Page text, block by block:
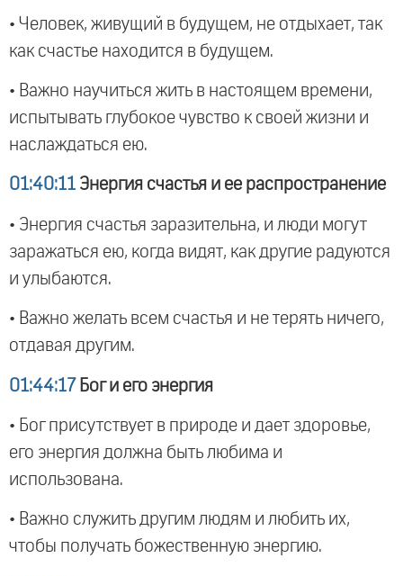
• Человек, живущий в будущем, не отдыхает, так
как счастье находится в будущем.
• Важно научиться жить в настоящем времени,
испытывать глубокое чувство к своей жизни и
наслаждаться ею.
01:40:11 Энергия счастья и ее распространение
• Энергия счастья заразительна, и люди могут
заражаться ею, когда видят, как другие радуются
и улыбаются.
• Важно желать всем счастья и не терять ничего,
отдавая другим.
01:44:17 Бог и его энергия
• Бог присутствует в природе и дает здоровье,
его энергия должна быть любима и
использована.
• Важно служить другим людям и любить их,
чтобы получать божественную энергию.